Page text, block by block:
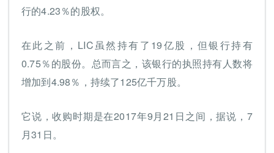
行的4.23％的股权。
在此之前，LIC虽然持有了19亿股，但银行持有
0.75％的股份。总而言之，该银行的执照持有人数将
增加到4.98％，持续了125亿千万股。
它说，收购时期是在2017年9月21日之间，据说，7
月31日。